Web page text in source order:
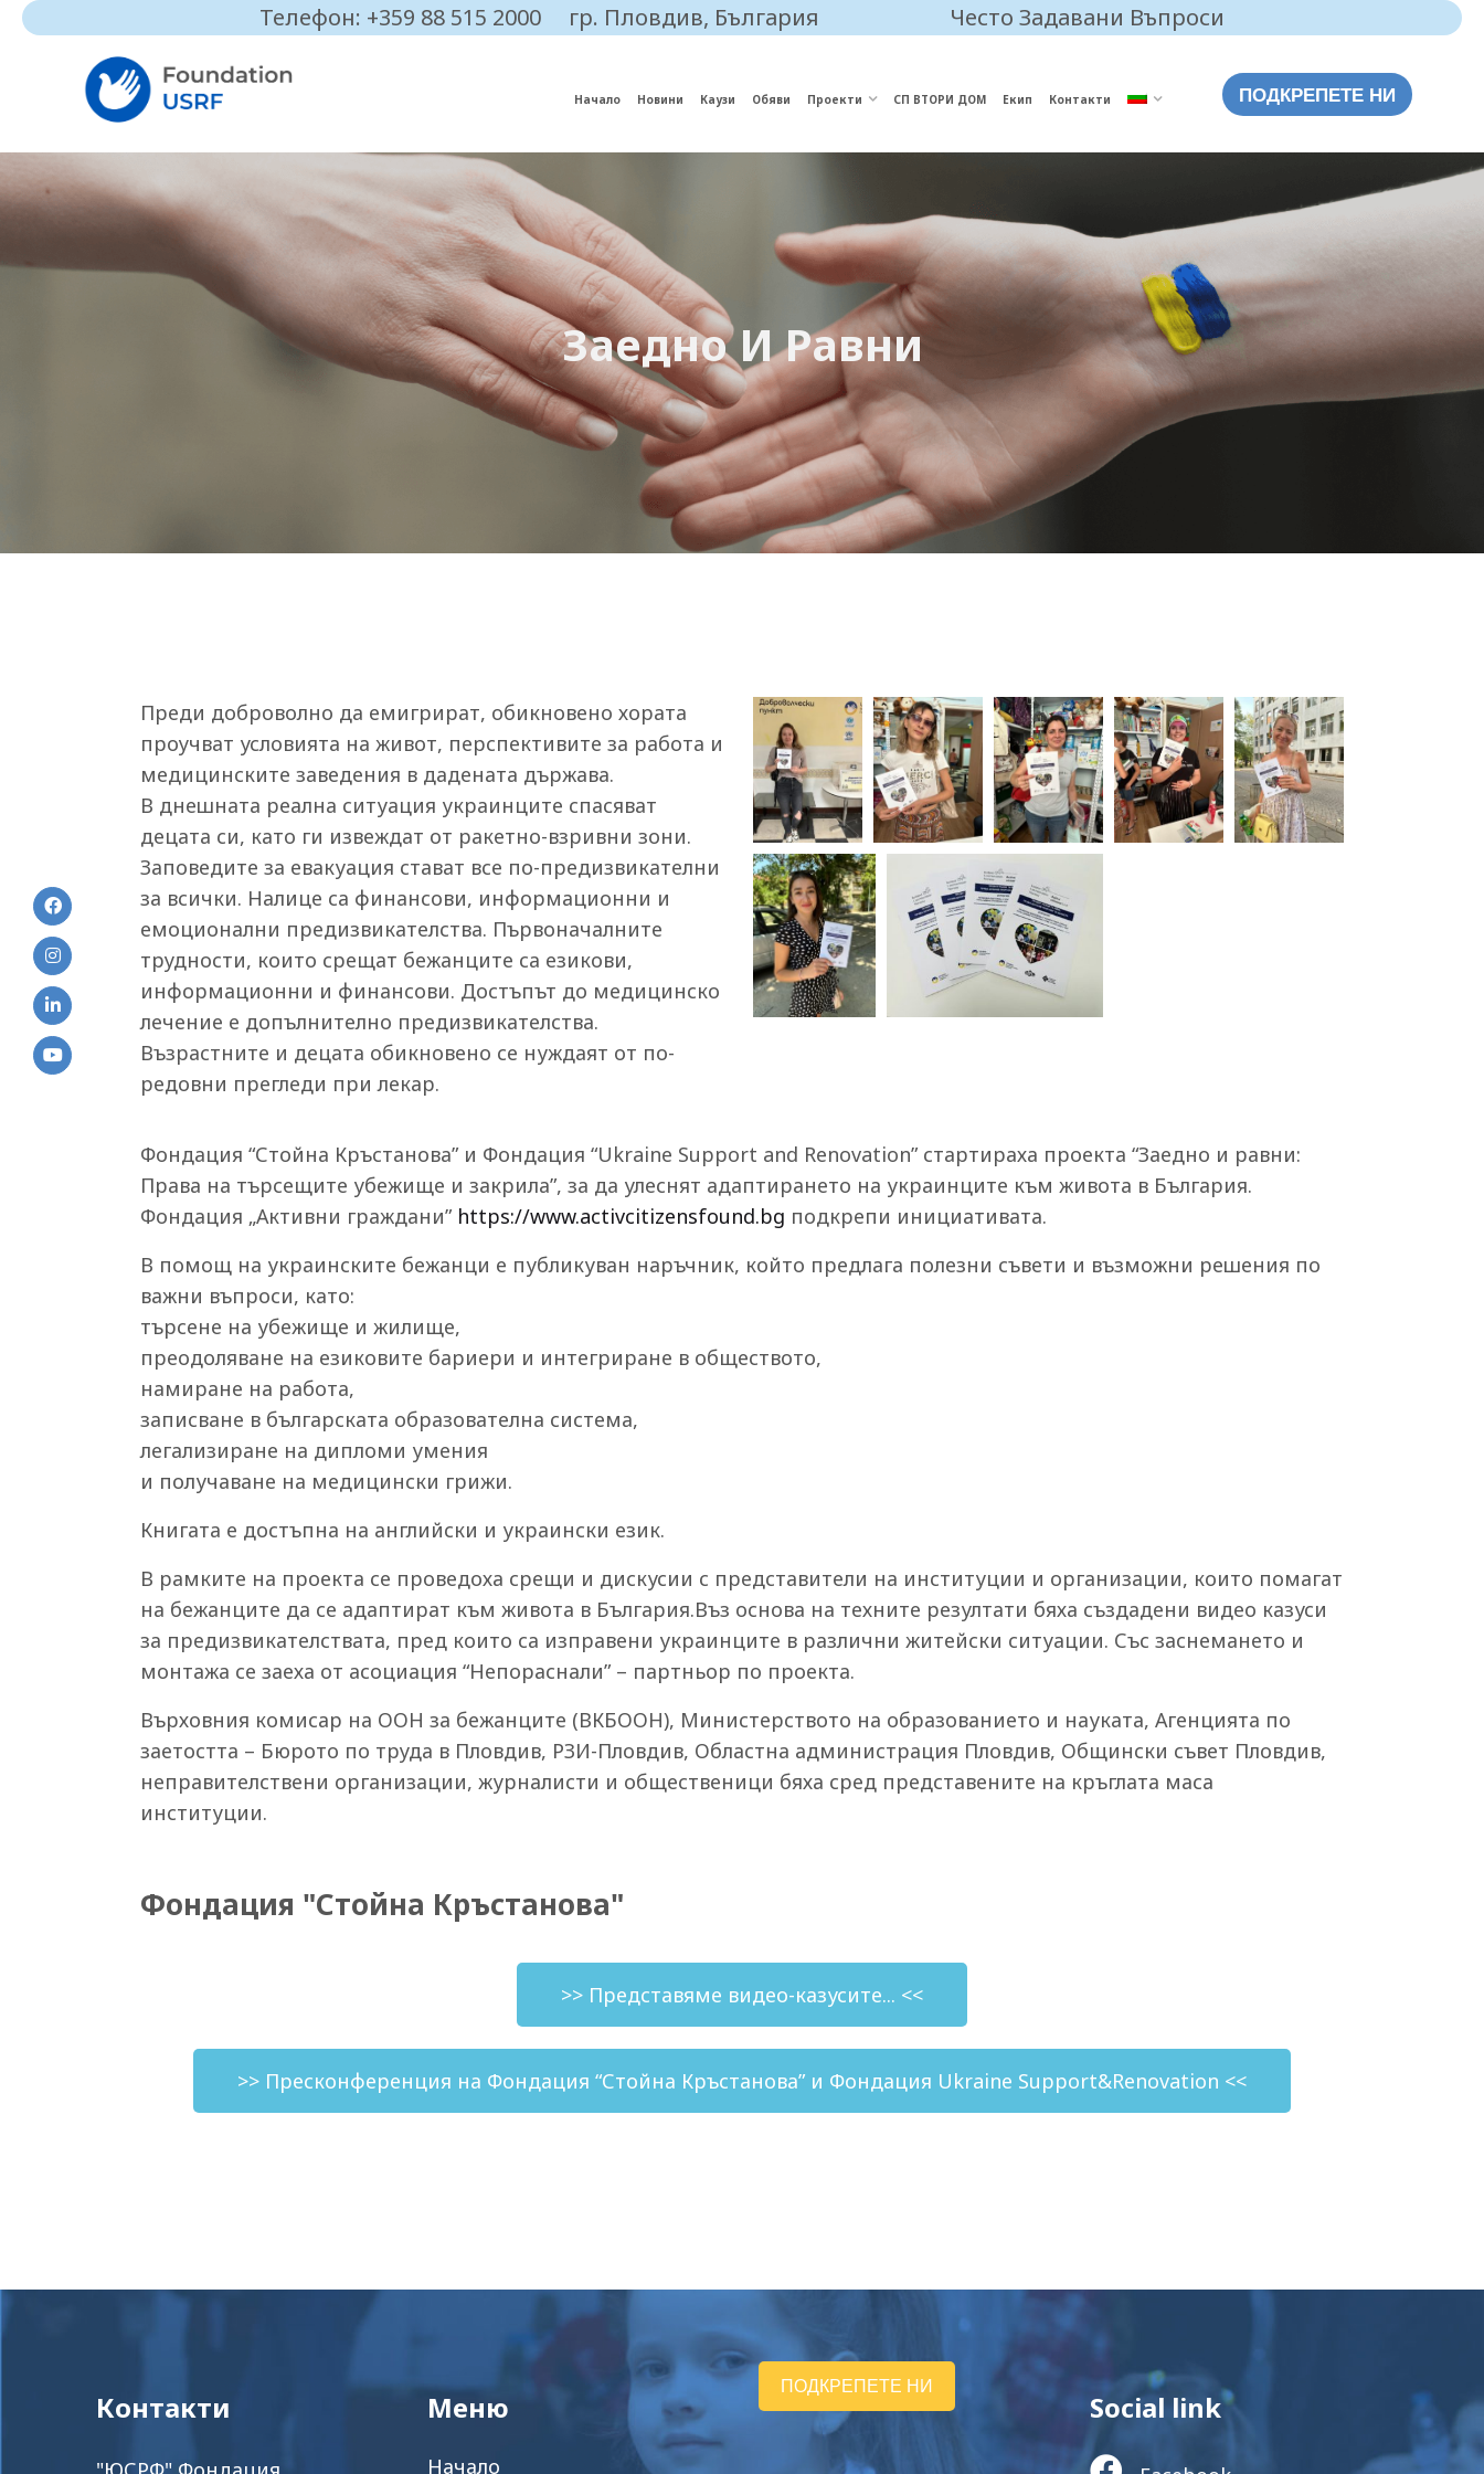
Телефон: +359 88 515 2000 гр. Пловдив, България Често Задавани Въпроси
Начало Новини Каузи Обяви Проекти СП ВТОРИ ДОМ Екип Контакти ПОДКРЕПЕТЕ НИ
Заедно И Равни
Преди доброволно да емигрират, обикновено хората
проучват условията на живот, перспективите за работа и
медицинските заведения в дадената държава.
В днешната реална ситуация украинците спасяват
децата си, като ги извеждат от ракетно-взривни зони.
Заповедите за евакуация стават все по-предизвикателни
за всички. Налице са финансови, информационни и
емоционални предизвикателства. Първоначалните
трудности, които срещат бежанците са езикови,
информационни и финансови. Достъпът до медицинско
лечение е допълнително предизвикателства.
Възрастните и децата обикновено се нуждаят от по-
редовни прегледи при лекар.
Фондация “Стойна Кръстанова” и Фондация “Ukraine Support and Renovation” стартираха проекта “Заедно и равни:
Права на търсещите убежище и закрила”, за да улеснят адаптирането на украинците към живота в България.
Фондация „Активни граждани” https://www.activcitizensfound.bg подкрепи инициативата.
В помощ на украинските бежанци е публикуван наръчник, който предлага полезни съвети и възможни решения по
важни въпроси, като:
търсене на убежище и жилище,
преодоляване на езиковите бариери и интегриране в обществото,
намиране на работа,
записване в българската образователна система,
легализиране на дипломи умения
и получаване на медицински грижи.
Книгата е достъпна на английски и украински език.
В рамките на проекта се проведоха срещи и дискусии с представители на институции и организации, които помагат
на бежанците да се адаптират към живота в България.Въз основа на техните резултати бяха създадени видео казуси
за предизвикателствата, пред които са изправени украинците в различни житейски ситуации. Със заснемането и
монтажа се заеха от асоциация “Непораснали” – партньор по проекта.
Върховния комисар на ООН за бежанците (ВКБООН), Министерството на образованието и науката, Агенцията по
заетостта – Бюрото по труда в Пловдив, РЗИ-Пловдив, Областна администрация Пловдив, Общински съвет Пловдив,
неправителствени организации, журналисти и общественици бяха сред представените на кръглата маса
институции.
Фондация "Стойна Кръстанова"
>> Представяме видео-казусите... <<
>> Пресконференция на Фондация “Стойна Кръстанова” и Фондация Ukraine Support&Renovation <<
Контакти Меню
Начало
ПОДКРЕПЕТЕ НИ
Social link